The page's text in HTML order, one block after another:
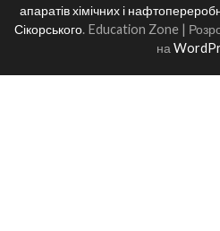
апаратів хімічних і
Сікорського. Education Zone |
на